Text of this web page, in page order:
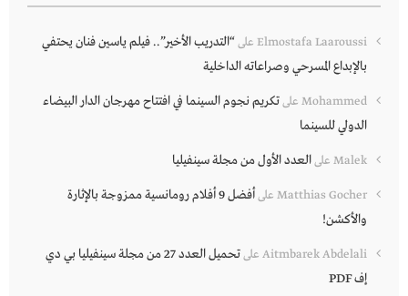
Elmostafa Laaroussi على“التدريب الأخير”.. فيلم ياسين فنان يحتفي
بالإبداع المسرحي وصراعاته الداخلية
Mohammed علىتكريم نجوم السينما في افتتاح مهرجان الدار البيضاء
الدولي للسينما
Malek علىالعدد الأول من مجلة سينفيليا
Matthias Gocher على
أفضل 9 أفلام رومانسية ممزوجة بالإثارة
والأكشن!
Aitmbarek Abdelali على
تحميل العدد 27 من مجلة سينفيليا بي دي
إف PDF